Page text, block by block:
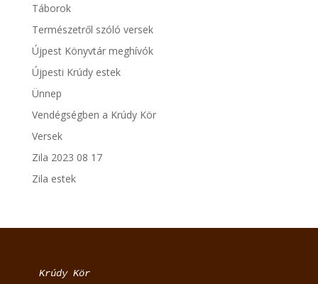
Táborok
Természetről szóló versek
Újpest Könyvtár meghívók
Újpesti Krúdy estek
Ünnep
Vendégségben a Krúdy Kör
Versek
Zila 2023 08 17
Zila estek
Krúdy Kör